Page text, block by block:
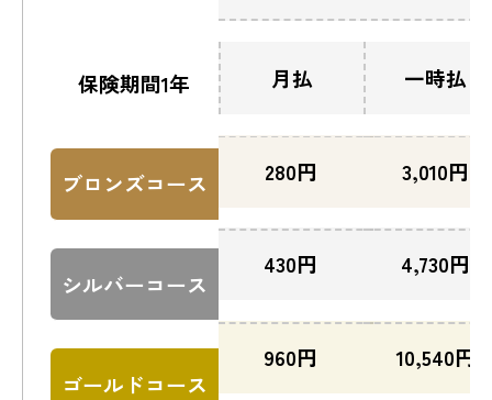
保険期間1年
ブロンズコース
シルバーコース
ゴールドコース
月払
280円
430円
960円
一時払
3,010円
4,730円
10,540円